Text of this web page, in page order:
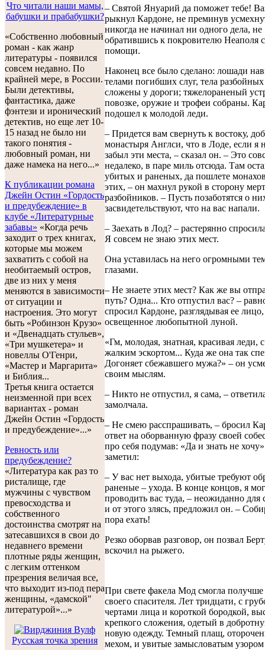
Что читали наши мамы,
бабушки и прабабушки?
«Собственно любовный
роман - как жанр
литературы - появился
совсем недавно. По
крайней мере, в России.
Были детективы,
фантастика, даже
фэнтези и иронический
детектив, но еще лет 10-
15 назад не было ни
такого понятия -
любовный роман, ни
даже намека на него...»
К публикации романа
Джейн Остин «Гордость
и предубеждение» в
клубе «Литературные
забавы» «Когда речь
заходит о трех книгах,
которые мы можем
захватить с собой на
необитаемый остров,
две из них у меня
меняются в зависимости
от ситуации и
настроения. Это могут
быть «Робинзон Крузо»
и «Двенадцать стульев»,
«Три мушкетера» и
новеллы О'Генри,
«Мастер и Маргарита»
и Библия...
Третья книга остается
неизменной при всех
вариантах - роман
Джейн Остин «Гордость
и предубеждение»...»
Ревность или
предубеждение?
«Литература как раз то
ристалище, где
мужчины с чувством
превосходства и
собственного
достоинства смотрят на
затесавшихся в свои до
недавнего времени
плотные ряды женщин,
с легким оттенком
презрения величая все,
что выходит из-под пера
женщины, «дамской"
литературой»...»
Русская точка зрения
– Святой Януарий да поможет тебе!
рыкнул Кардоне, не преминув
никогда не начинал ни одного дела, не
обратившись к покровителю Неаполя
помощи.
Наконец все было сделано: лошади
телами погибших слуг, тела
сложены у дороги; тяжелораненый
повозке, оружие и трофеи собраны.
подошел к молодой леди.
– Придется вам свернуть к востоку,
монастыря Англси, что в Лоде, если я
забыл эти места, – сказал он. – Это
недалеко, в паре миль отсюда. Там
убитых и раненых, да пошлете монахов
этих, – он махнул рукой в сторону
разбойников. – Пусть позаботятся о
засвидетельствуют, что на вас напали.
– Заехать в Лод? – растерянно
Я совсем не знаю этих мест.
Она уставилась на него огромными
глазами.
– Не знаете этих мест? Как же вы
путь? Одна... Кто отпустил вас? –
спросил Кардоне, разглядывая ее лицо,
освещенное любопытной луной.
«Гм, молодая, знатная, красивая леди,
жалким эскортом... Куда же она так
Догоняет сбежавшего мужа?» – он
своим мыслям.
– Никто не отпустил, я сама, –
замолчала.
– Не смею расспрашивать, – бросил
ответ на оборванную фразу своей
про себя подумав: «Да и знать не
заметил:
– У вас нет выхода, убитые требуют
раненые – ухода. В конце концов, я
проводить вас туда, – неожиданно для
и от этого злясь, предложил он. –
пора ехать!
Резко оборвав разговор, он позвал
вскочил на рыжего.
При свете факела Мод смогла получше
своего спасителя. Лет тридцати, с
чертами лица и короткой бородкой,
крепкого сложения, одетый в
новую одежду. Темный плащ,
мехом, и увитые замысловатым